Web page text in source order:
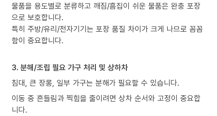
물품을 용도별로 분류하고 깨짐/흠집이 쉬운 물품은 완충 포장
으로 보호합니다.
특히 주방/유리/전자기기는 포장 품질 차이가 크게 나므로 꼼꼼
함이 중요합니다.
3. 분해/조립 필요 가구 처리 및 상하차
침대, 큰 장롱, 일부 가구는 분해가 필요할 수 있습니다.
이동 중 흔들림과 찍힘을 줄이려면 상차 순서와 고정이 중요합
니다.